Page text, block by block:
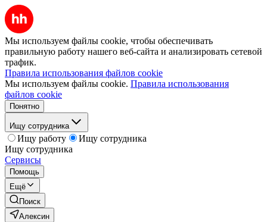
Мы используем файлы cookie, чтобы обеспечивать
правильную работу нашего веб-сайта и анализировать сетевой
трафик.
Правила использования файлов cookie
Мы используем файлы cookie. Правила использования
файлов cookie
Понятно
Ищу сотрудника
Ищу работу
Ищу сотрудника
Ищу сотрудника
Сервисы
Помощь
Ещё
Поиск
Алексин